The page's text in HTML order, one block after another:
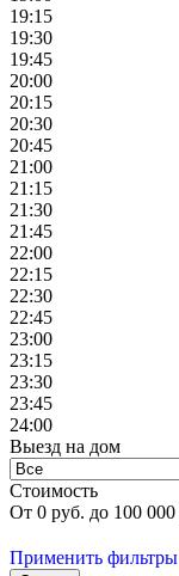
19:15
19:30
19:45
20:00
20:15
20:30
20:45
21:00
21:15
21:30
21:45
22:00
22:15
22:30
22:45
23:00
23:15
23:30
23:45
24:00
Выезд на дом
Стоимость
От 0 руб. до 100 000
Применить фильтры